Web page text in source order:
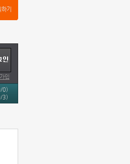
기
입
0)
3)